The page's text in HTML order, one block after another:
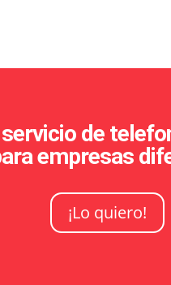
de
empresas
¡Lo quiero!